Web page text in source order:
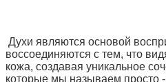
Духи являются основой
воссоединяются с тем, что
кожа, создавая уникальное
которые мы называем просто